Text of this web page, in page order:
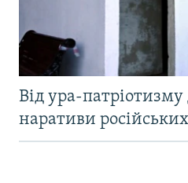
Від ура-
наративи